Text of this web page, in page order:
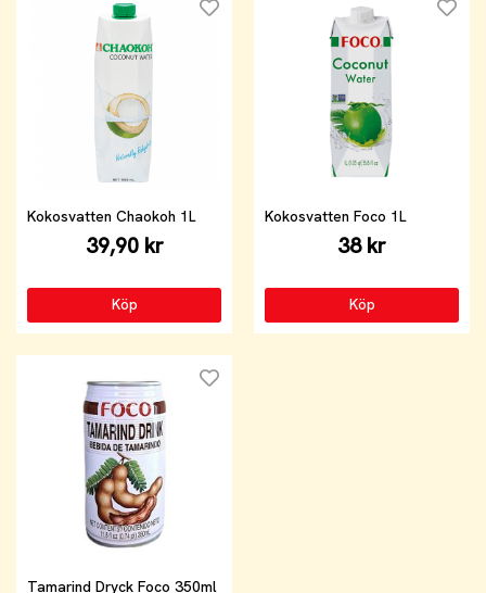
Kokosvatten Chaokoh 1L
39,90 kr
Köp
Kokosvatten Foco 1L
38 kr
Köp
Tamarind Dryck Foco 350ml